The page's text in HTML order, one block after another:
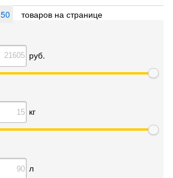
50 товаров на странице
руб.
кг
л